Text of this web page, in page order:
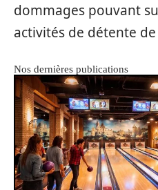
dommages pouvant
activités de détente
Nos dernières publications